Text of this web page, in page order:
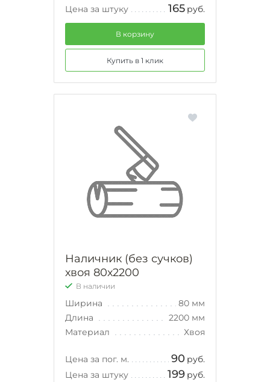
Цена за штуку
165 руб.
В корзину
Купить в 1 клик
Наличник (без сучков)
хвоя 80х2200
В наличии
Ширина
80 мм
Длина
2200 мм
Материал
Хвоя
Цена за пог. м. 90 руб.
Цена за штуку
199 руб.